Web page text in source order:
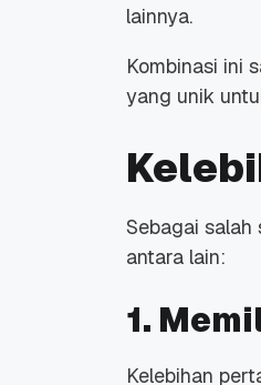
lainnya.
Kombinasi ini
yang unik
Sebagai salah
antara lain:
1.
Kelebihan